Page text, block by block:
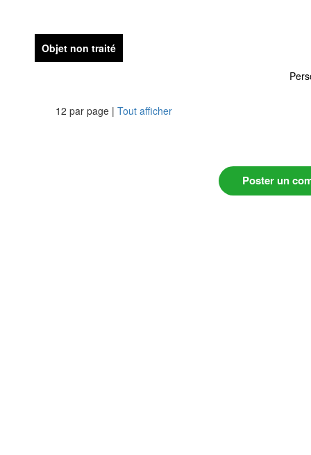
Objet non traité
12 par page | Tout afficher
Poster un